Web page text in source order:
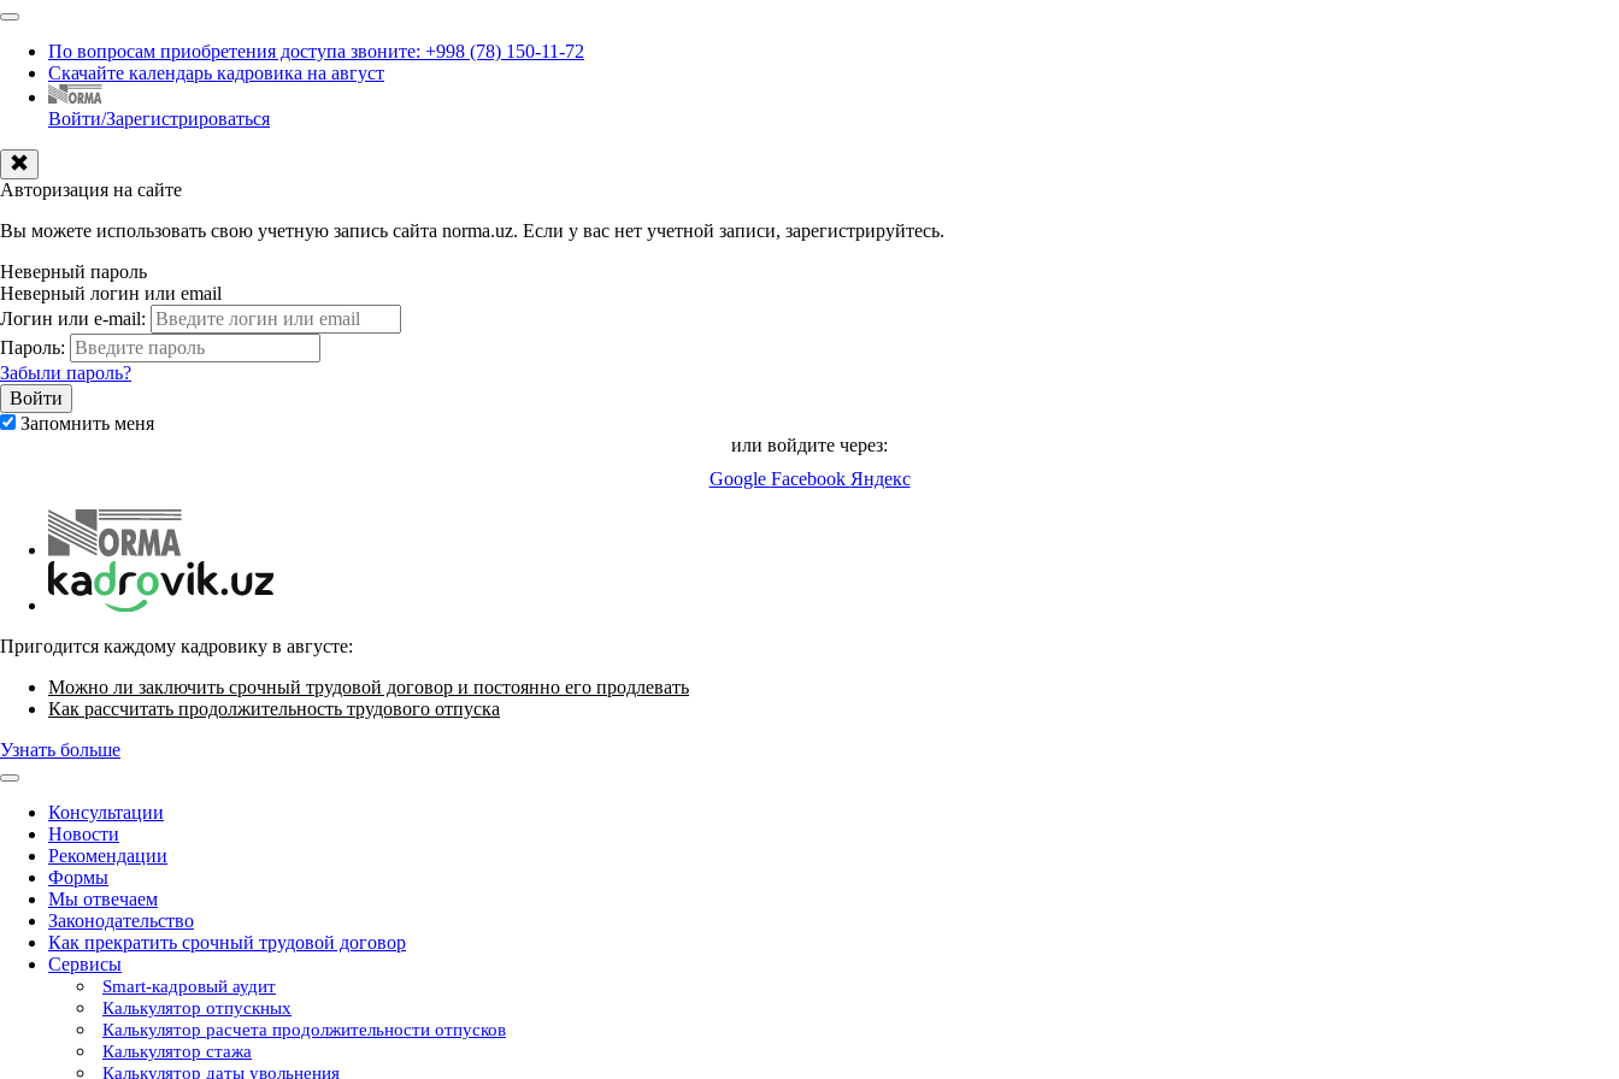
По вопросам приобретения доступа звоните: +998 (78) 150-11-72
Скачайте календарь кадровика на август
Войти/Зарегистрироваться
Авторизация на сайте
Вы можете использовать свою учетную запись сайта norma.uz. Если у вас нет учетной записи, зарегистрируйтесь.
Неверный пароль
Неверный логин или email
Логин или e-mail:
Пароль:
Забыли пароль?
Запомнить меня
или войдите через:
Google Facebook Яндекс
Пригодится каждому кадровику в августе:
Можно ли заключить срочный трудовой договор и постоянно его продлевать
Как рассчитать продолжительность трудового отпуска
Узнать больше
Консультации
Новости
Рекомендации
Формы
Мы отвечаем
Законодательство
Как прекратить срочный трудовой договор
Сервисы
Smart-кадровый аудит
Калькулятор отпускных
Калькулятор расчета продолжительности отпусков
Калькулятор стажа
Калькулятор даты увольнения